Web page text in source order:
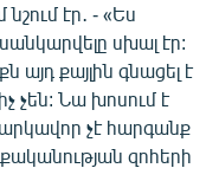
էր․ - «Ես
սխալ էր:
այդ քայլին գնացել է
չեն: Նա խոսում է
չէ հարգանք
զոհերի